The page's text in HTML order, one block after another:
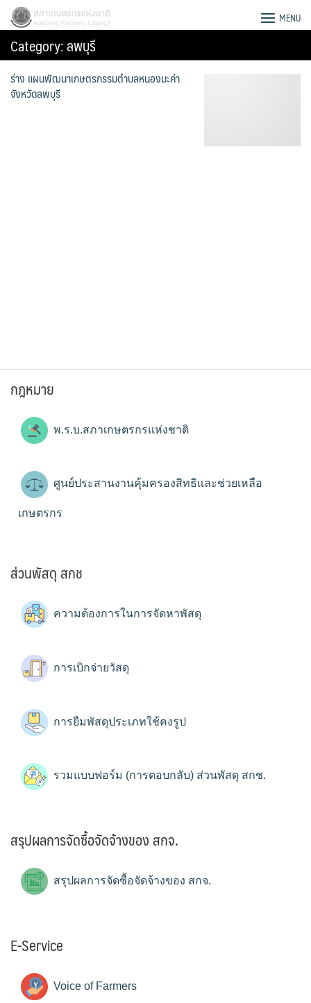
Skip
content
สภาเกษตรกรแห่งชาติ MENU
Category:ลพบุรี
ร่าง แผนพัฒนาเกษตรกรรมตำบลหนองมะค่า
จังหวัดลพบุรี
กฎหมาย
พ.ร.บ.สภาเกษตรกรแห่งชาติ
ศูนย์ประสานงานคุ้มครองสิทธิและช่วยเหลือ
เกษตรกร
ส่วนพัสดุ สกช
ความต้องการในการจัดหาพัสดุ
การเบิกจ่ายวัสดุ
การยืมพัสดุประเภทใช้คงรูป
รวมแบบฟอร์ม (การตอบกลับ) ส่วนพัสดุ สกช.
สรุปผลการจัดซื้อจัดจ้างของ สกจ.
สรุปผลการจัดซื้อจัดจ้างของ สกจ.
E-Service
Voice of Farmers